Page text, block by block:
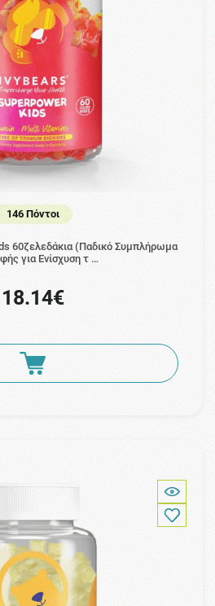
146 Πόντοι
60ζελεδάκια (Παδικό Συμπλήρωμα
για Ενίσχυση τ …
18.14€